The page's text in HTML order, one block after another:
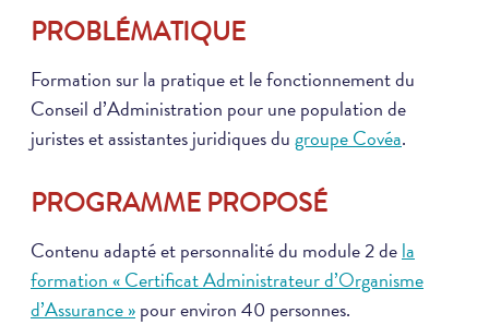
PROBLÉMATIQUE
Formation sur la pratique et le fonctionnement du
Conseil d’Administration pour une population de
juristes et assistantes juridiques dugroupe Covéa.
PROGRAMME PROPOSÉ
Contenu adapté et personnalité du module 2 dela
formation « Certificat Administrateur d’Organisme
d’Assurance »pour environ 40 personnes.